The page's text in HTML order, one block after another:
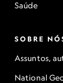
Saúde
SOBRE
Assuntos,
National